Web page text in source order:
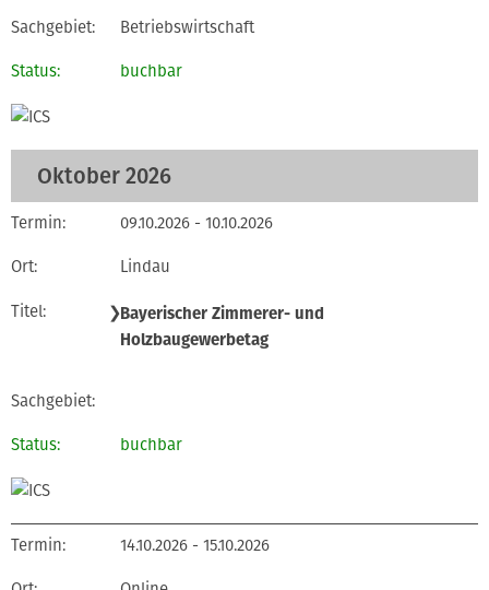
Betriebswirtschaft
buchbar
Oktober 2026
09.10.2026 - 10.10.2026
Lindau
❯Bayerischer Zimmerer- und
Holzbaugewerbetag
buchbar
14.10.2026 - 15.10.2026